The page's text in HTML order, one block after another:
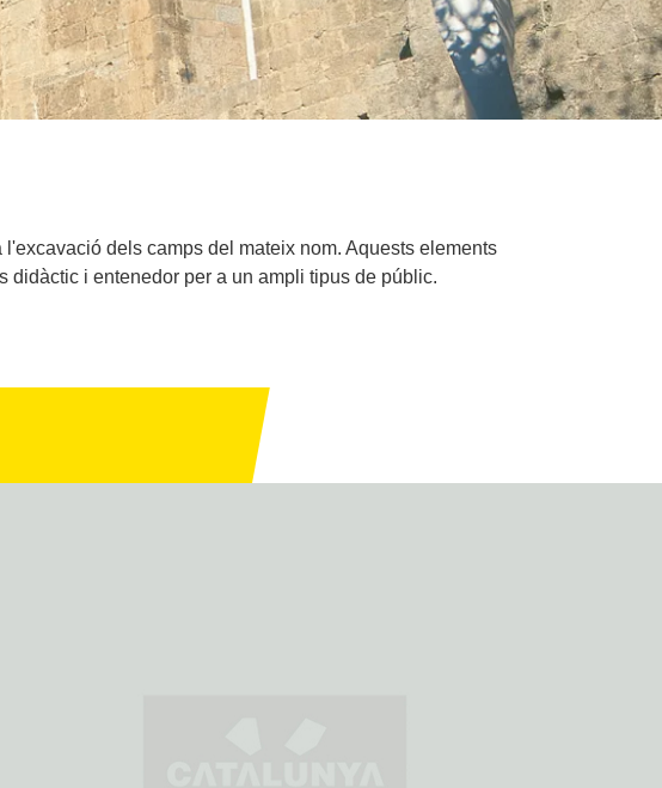
dels camps del mateix nom. Aquests elements
i entenedor per a un ampli tipus de públic.